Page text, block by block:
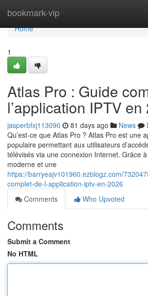
bookmark-vip
Home
Home
1
Atlas Pro : Guide
l’application IPTV en
jasperbfxj113090 81 days ago News
Qu’est-ce que Atlas Pro ? Atlas Pro est une
populaire permettant aux utilisateurs
télévisés via une connexion Internet. Grâce
moderne et une
https://barryeajv101960.ezblogz.com/
complet-de-l-application-iptv-en-2026
Comments
Who Upvoted
Comments
Submit a Comment
No HTML